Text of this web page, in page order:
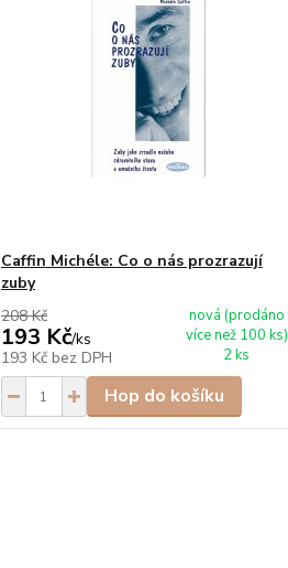
Caffin Michéle: Co o nás prozrazují
zuby
208 Kč
193 Kč/ks
193 Kč bez DPH
nová (prodáno
více než 100 ks)
2 ks
Hop do košíku